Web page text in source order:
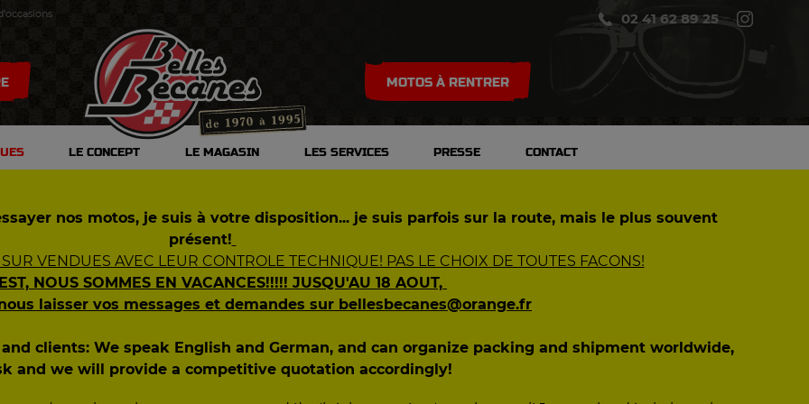
02 41 62 89 25
MOTOS À RENTRER
LE CONCEPT LE MAGASIN LES SERVICES PRESSE CONTACT
nos motos, je suis à votre disposition... je suis parfois sur la route, mais le plus souvent
présent!
VENDUES AVEC LEUR CONTROLE TECHNIQUE! PAS LE CHOIX DE TOUTES FACONS!
NOUS SOMMES EN VACANCES!!!!! JUSQU'AU 18 AOUT,
laisser vos messages et demandes sur bellesbecanes@orange.fr
clients: We speak English and German, and can organize packing and shipment worldwide,
and we will provide a competitive quotation accordingly!